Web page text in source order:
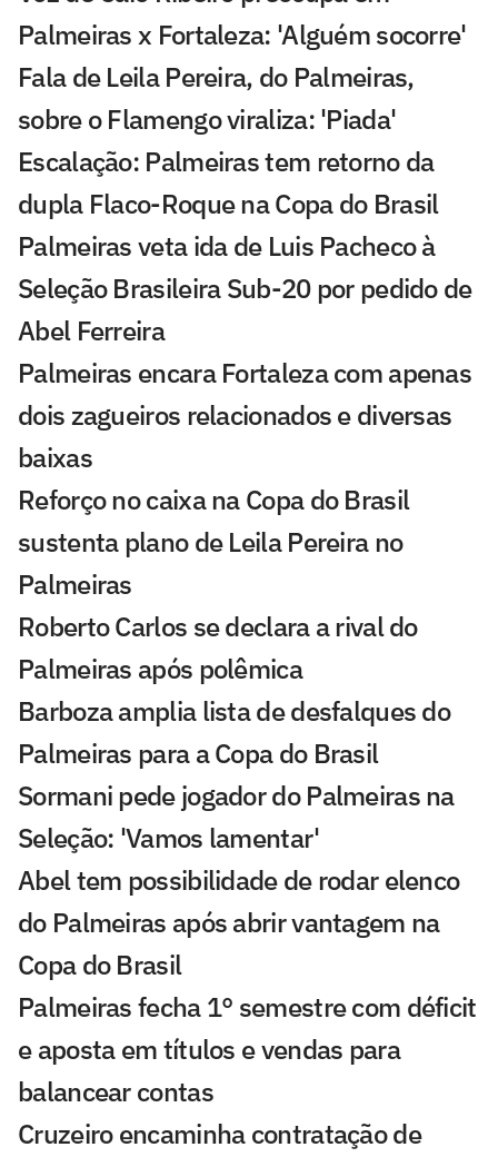
Palmeiras x Fortaleza: 'Alguém socorre'
Fala de Leila Pereira, do Palmeiras,
sobre o Flamengo viraliza: 'Piada'
Escalação: Palmeiras tem retorno da
dupla Flaco-Roque na Copa do Brasil
Palmeiras veta ida de Luis Pacheco à
Seleção Brasileira Sub-20 por pedido de
Abel Ferreira
Palmeiras encara Fortaleza com apenas
dois zagueiros relacionados e diversas
baixas
Reforço no caixa na Copa do Brasil
sustenta plano de Leila Pereira no
Palmeiras
Roberto Carlos se declara a rival do
Palmeiras após polêmica
Barboza amplia lista de desfalques do
Palmeiras para a Copa do Brasil
Sormani pede jogador do Palmeiras na
Seleção: 'Vamos lamentar'
Abel tem possibilidade de rodar elenco
do Palmeiras após abrir vantagem na
Copa do Brasil
Palmeiras fecha 1° semestre com déficit
e aposta em títulos e vendas para
balancear contas
Cruzeiro encaminha contratação de